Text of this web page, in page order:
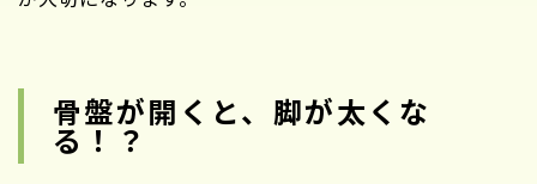
骨盤が開くと、脚が太くな
る！？